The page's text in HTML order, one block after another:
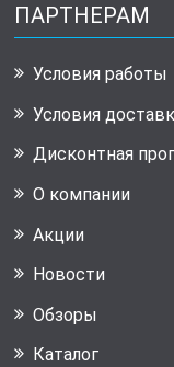
ПАРТНЕРАМ
Условия работы
Условия
Дисконтная
О компании
Акции
Новости
Обзоры
Каталог